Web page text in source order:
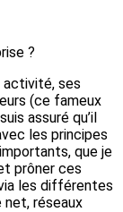
?
activité, ses
(ce fameux
assuré qu’il
les principes
que je
prôner ces
les différentes
net, réseaux